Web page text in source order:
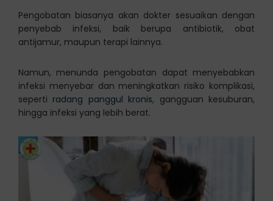
Pengobatan biasanya akan dokter sesuaikan dengan
penyebab infeksi, baik berupa antibiotik, obat
antijamur, maupun terapi lainnya.
Namun, menunda pengobatan dapat menyebabkan
infeksi menyebar dan meningkatkan risiko komplikasi,
seperti radang panggul kronis, gangguan kesuburan,
hingga infeksi yang lebih berat.